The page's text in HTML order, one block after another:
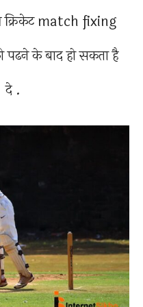
क्रिकेट match fixing
पढने के बाद हो सकता है
दे .